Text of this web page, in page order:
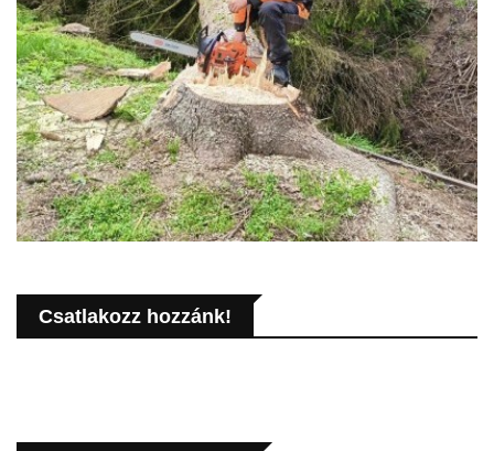
Csatlakozz hozzánk!